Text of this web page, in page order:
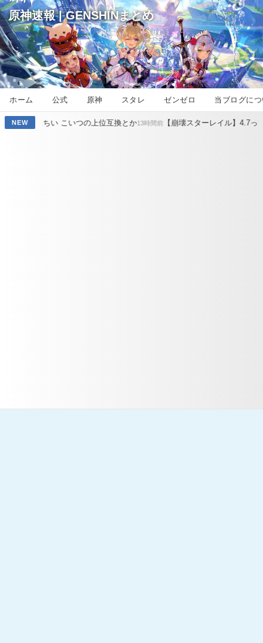
原神速報 | GENSHINまとめ
ホーム 公式 原神 スタレ ゼンゼロ 当ブログに
NEW
の上位互換とか13時間前【崩壊スターレイル】4.7ってちょうどオンパロ